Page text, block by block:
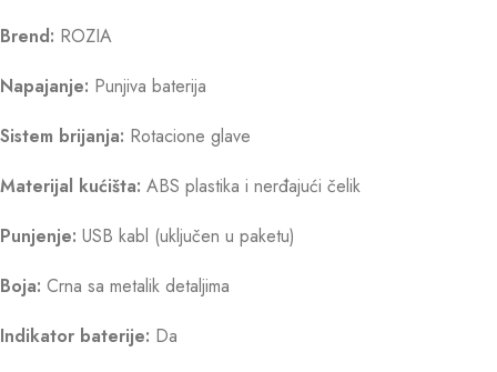
Brend: ROZIA
Napajanje: Punjiva baterija
Sistem brijanja: Rotacione glave
Materijal kućišta: ABS plastika i nerđajući čelik
Punjenje: USB kabl (uključen u paketu)
Boja: Crna sa metalik detaljima
Indikator baterije: Da